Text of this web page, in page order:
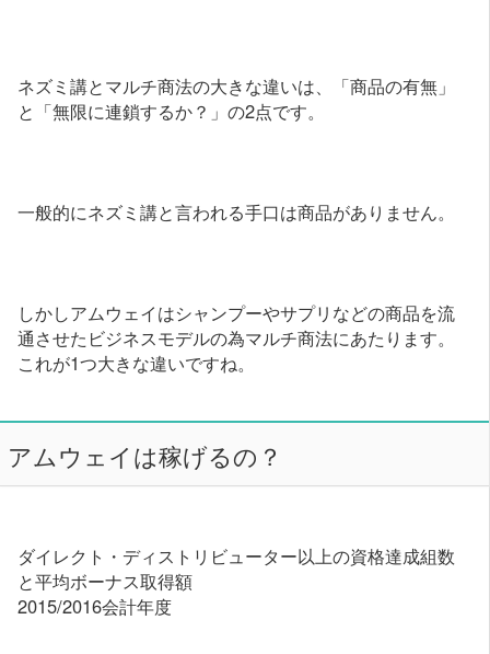
ネズミ講とマルチ商法の大きな違いは、「商品の有無」
と「無限に連鎖するか？」の2点です。
一般的にネズミ講と言われる手口は商品がありません。
しかしアムウェイはシャンプーやサプリなどの商品を流
通させたビジネスモデルの為マルチ商法にあたります。
これが1つ大きな違いですね。
アムウェイは稼げるの？
ダイレクト・ディストリビューター以上の資格達成組数
と平均ボーナス取得額
2015/2016会計年度